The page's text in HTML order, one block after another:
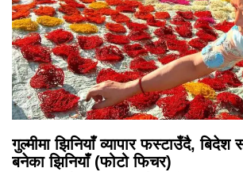
गुल्मीमा झिनियाँ व्यापार फस्टाउँदै, बिदेश
बनेका झिनियाँ (फोटो फिचर)